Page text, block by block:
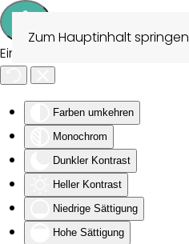
Eingabehilfen öffnen
Farben umkehren
Monochrom
Dunkler Kontrast
Heller Kontrast
Niedrige Sättigung
Hohe Sättigung
Zum Hauptinhalt springen